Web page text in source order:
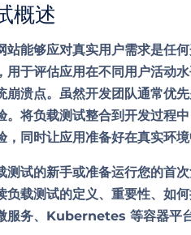
概述
站能够应对真实用户需求是任
用于评估应用在不同用户活动
崩溃点。虽然开发团队通常优
。将负载测试整合到开发过程
，同时让应用准备好在真实环境
测试的新手或准备运行您的首
负载测试的定义、重要性、如
服务、Kubernetes 等容器平